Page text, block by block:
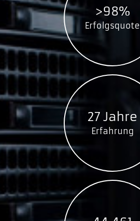
>98%
Erfolgsquote
27 Jahre
Erfahrung